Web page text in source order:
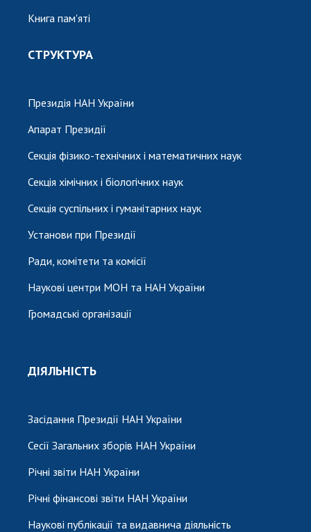
Книга пам'яті
СТРУКТУРА
Президія НАН України
Апарат Президії
Секція фізико-технічних і математичних наук
Секція хімічних і біологічних наук
Секція суспільних і гуманітарних наук
Установи при Президії
Ради, комітети та комісії
Наукові центри МОН та НАН України
Громадські організації
ДІЯЛЬНІСТЬ
Засідання Президії НАН України
Сесії Загальних зборів НАН України
Річні звіти НАН України
Річні фінансові звіти НАН України
Наукові публікації та видавнича діяльність